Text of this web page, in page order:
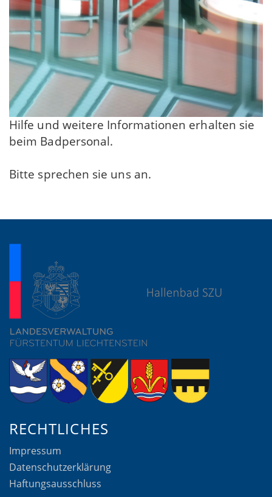
Hilfe und weitere Informationen erhalten sie
beim Badpersonal.
Bitte sprechen sie uns an.
RECHTLICHES
Impressum
Datenschutzerklärung
Haftungsausschluss